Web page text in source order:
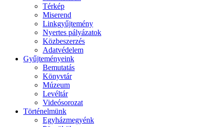
Térkép
Miserend
Linkgyűjtemény
Nyertes pályázatok
Közbeszerzés
Adatvédelem
Gyűjteményeink
Bemutatás
Könyvtár
Múzeum
Levéltár
Videósorozat
Történelmünk
Egyházmegyénk